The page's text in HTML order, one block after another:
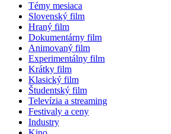
Témy mesiaca
Slovenský film
Hraný film
Dokumentárny film
Animovaný film
Experimentálny film
Krátky film
Klasický film
Študentský film
Televízia a streaming
Festivaly a ceny
Industry